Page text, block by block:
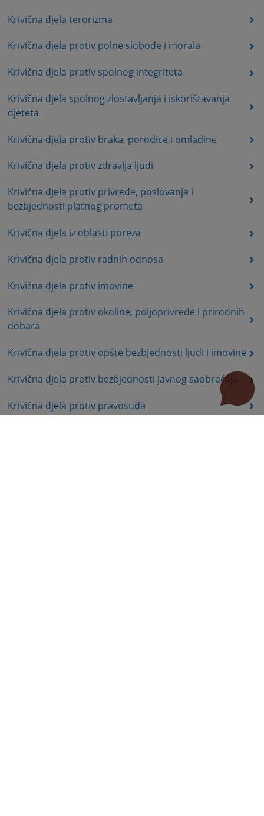
Krivična djela terorizma
Krivična djela protiv polne slobode i morala
Krivična djela protiv spolnog integriteta
Krivična djela spolnog zlostavljanja i iskorištavanja
djeteta
Krivična djela protiv braka, porodice i omladine
Krivična djela protiv zdravlja ljudi
Krivična djela protiv privrede, poslovanja i
bezbjednosti platnog prometa
Krivična djela iz oblasti poreza
Krivična djela protiv radnih odnosa
Krivična djela protiv imovine
Krivična djela protiv okoline, poljoprivrede i prirodnih
dobara
Krivična djela protiv opšte bezbjednosti ljudi i imovine
Krivična djela protiv bezbjednosti javnog saobraćaja
Krivična djela protiv pravosuđa